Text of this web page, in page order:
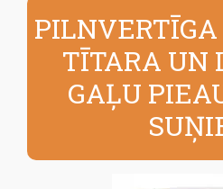
TĪTARA UN
GAĻU